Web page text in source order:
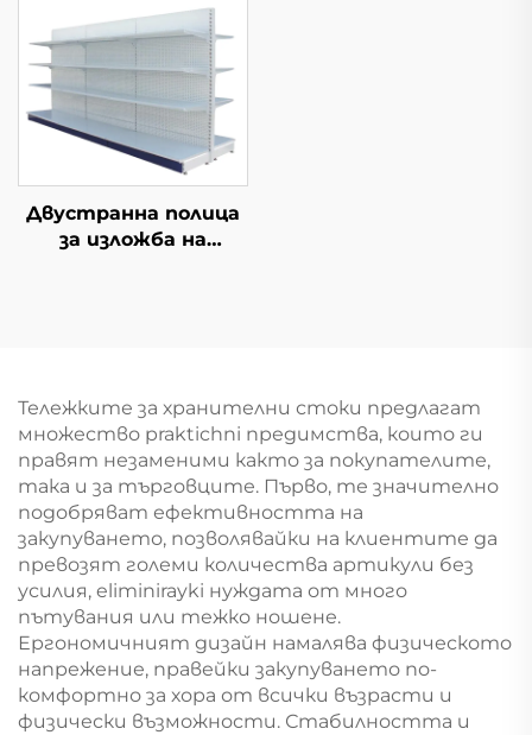
Двустранна полица
за изложба на
Тележките за хранителни стоки предлагат
множество praktichni предимства, които ги
правят незаменими както за покупателите,
така и за търговците. Първо, те значително
подобряват ефективността на
закупуването, позволявайки на клиентите да
превозят големи количества артикули без
усилия, eliminirayki нуждата от много
пътувания или тежко ношене.
Ергономичният дизайн намалява физическото
напрежение, правейки закупуването по-
комфортно за хора от всички възрасти и
физически възможности. Стабилността и